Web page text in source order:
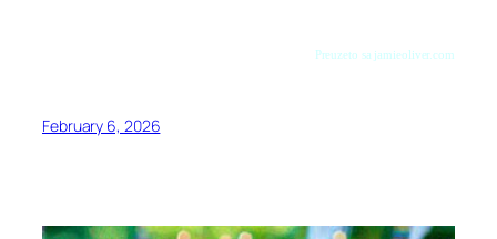
Preuzeto sa jamieoliver.com
February 6, 2026